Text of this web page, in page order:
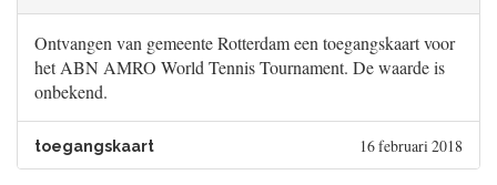
Ontvangen van gemeente Rotterdam een toegangskaart voor
het ABN AMRO World Tennis Tournament. De waarde is
onbekend.
toegangskaart 16 februari 2018